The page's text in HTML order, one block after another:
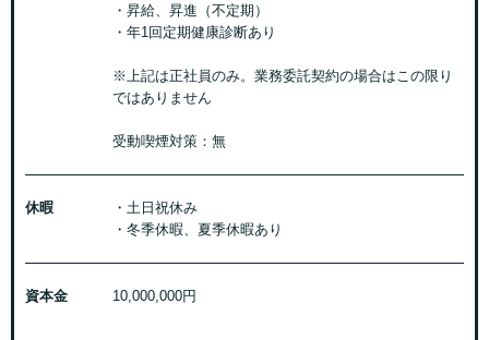
・昇給、昇進（不定期）
・年1回定期健康診断あり
※上記は正社員のみ。業務委託契約の場合はこの限り
ではありません
受動喫煙対策：無
休暇
・土日祝休み
・冬季休暇、夏季休暇あり
資本金 10,000,000円